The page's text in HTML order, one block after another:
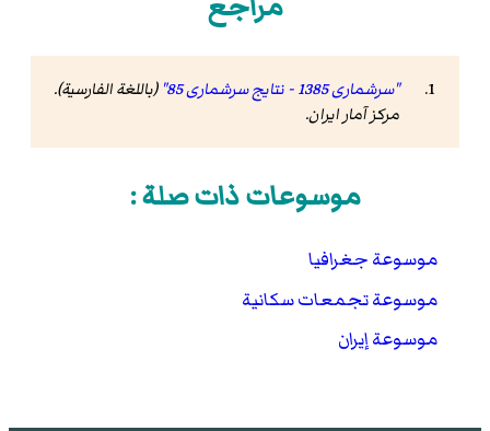
"سرشماری 1385 - نتایج سرشماری 85"
(باللغة الفارسية).
مرکز آمار ایران.
موسوعات ذات صلة :
موسوعة جغرافيا
موسوعة تجمعات سكانية
موسوعة إيران